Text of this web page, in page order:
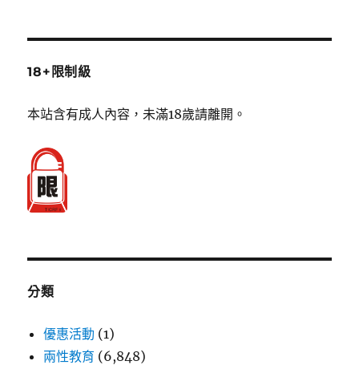
18+限制級
本站含有成人內容，未滿18歲請離開。
分類
優惠活動 (1)
兩性教育 (6,848)